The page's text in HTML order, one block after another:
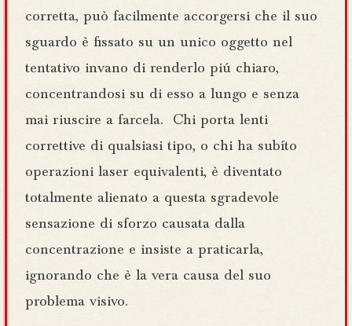
corretta, può facilmente accorgersi che il suo
sguardo è fissato su un unico oggetto nel
tentativo invano di renderlo piú chiaro,
concentrandosi su di esso a lungo e senza
mai riuscire a farcela. Chi porta lenti
correttive di qualsiasi tipo, o chi ha subíto
operazioni laser equivalenti, è diventato
totalmente alienato a questa sgradevole
sensazione di sforzo causata dalla
concentrazione e insiste a praticarla,
ignorando che è la vera causa del suo
problema visivo.